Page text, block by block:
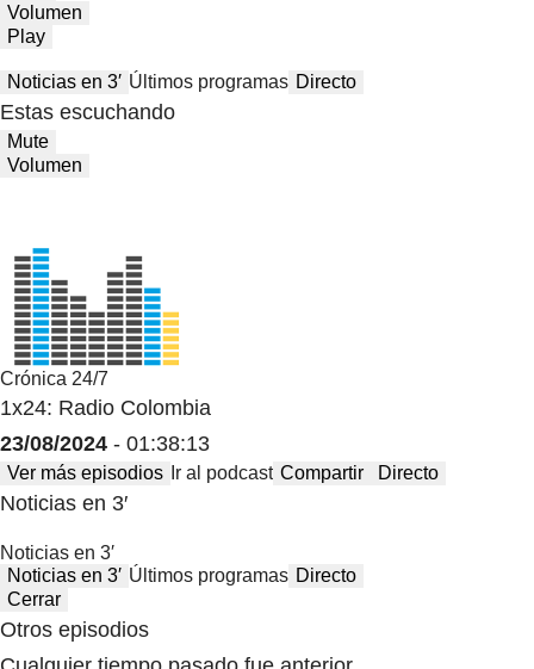
Volumen
Play
Noticias en 3′ Últimos programas Directo
Estas escuchando
Mute
Volumen
Crónica 24/7
1x24: Radio Colombia
23/08/2024 - 01:38:13
Ver más episodios Ir al podcast Compartir Directo
Noticias en 3′
Noticias en 3′
Noticias en 3′ Últimos programas Directo
Cerrar
Otros episodios